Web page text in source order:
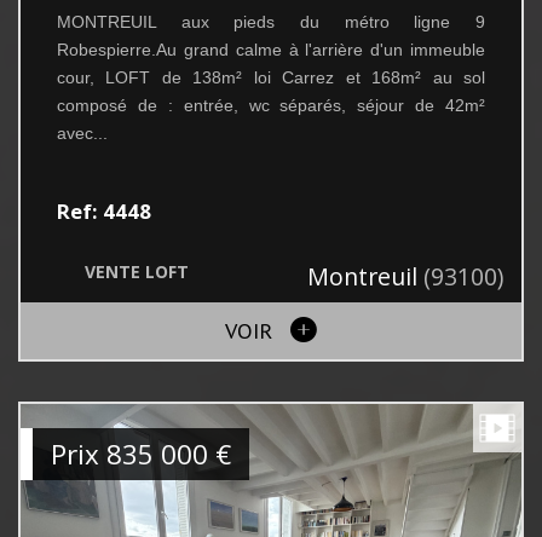
MONTREUIL aux pieds du métro ligne 9
Robespierre.Au grand calme à l'arrière d'un immeuble
cour, LOFT de 138m² loi Carrez et 168m² au sol
composé de : entrée, wc séparés, séjour de 42m²
avec...
Ref: 4448
VENTE LOFT Montreuil (93100)
VOIR
Prix 835 000 €